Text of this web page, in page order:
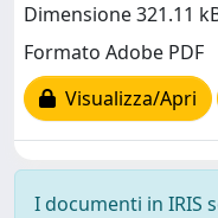
Dimensione 321.11
Formato Adobe PDF
Visualizza/Apri
I documenti in IRIS